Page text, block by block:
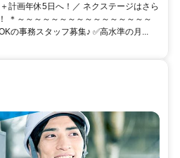
計画年休5日へ！／ ネクステージはさら
＊～～～～～～～～～～～～～～～～
の事務スタッフ募集♪ ✅高水準の月...